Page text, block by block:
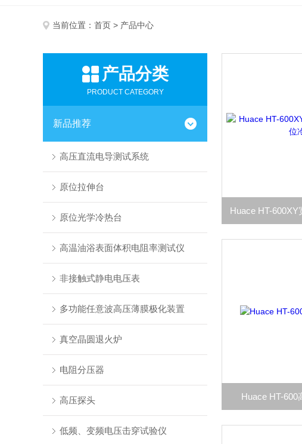
当前位置： 首页 > 产品中心
产品分类
PRODUCT CATEGORY
新品推荐
高压直流电导测试系统
原位拉伸台
原位光学冷热台
高温油浴表面体积电阻率测试仪
非接触式静电电压表
多功能任意波高压薄膜极化装置
真空晶圆退火炉
电阻分压器
高压探头
低频、变频电压击穿试验仪
Huace HT-600